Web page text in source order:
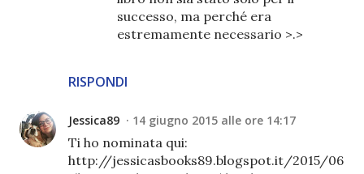
RISPONDI
successo, ma perché era
estremamente necessario >.>
Jessica89 14 giugno 2015 alle ore 14:17
Ti ho nominata qui:
http://jessicasbooks89.blogspot.it/2015/06